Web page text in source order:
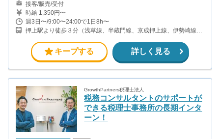
接客/販売/受付
時給 1,350円〜
週3日〜/9:00〜24:00で1日8h〜
押上駅より徒歩３分（浅草線、半蔵門線、京成押上線、伊勢崎線ほ
イン、伊勢崎線、日光線、鬼怒川線）
キープする 詳しく見る
GrowthPartners税理士法人
税務コンサルタントのサポートが
できる税理士事務所の長期インタ
ーン！